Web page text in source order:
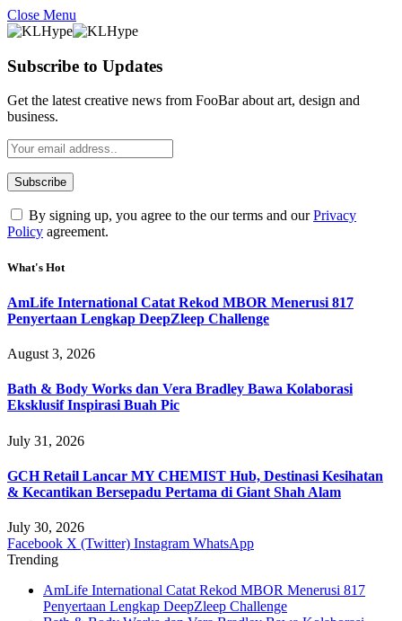
Close Menu
Subscribe to Updates
Get the latest creative news from FooBar about art, design and
business.
By signing up, you agree to the our terms and ourPrivacy
Policy agreement.
What's Hot
AmLife International Catat Rekod MBOR Menerusi 817
Penyertaan Lengkap DeepZleep Challenge
August 3, 2026
Bath & Body Works dan Vera Bradley Bawa Kolaborasi
Eksklusif Inspirasi Buah Pic
July 31, 2026
GCH Retail Lancar MY CHEMIST Hub, Destinasi Kesihatan
& Kecantikan Bersepadu Pertama di Giant Shah Alam
July 30, 2026
Facebook X (Twitter) Instagram WhatsApp
Trending
AmLife International Catat Rekod MBOR Menerusi 817
Penyertaan Lengkap DeepZleep Challenge